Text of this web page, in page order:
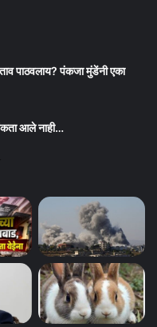
पाठवलाय? पंकजा मुंडेंनी एका
आले नाही…